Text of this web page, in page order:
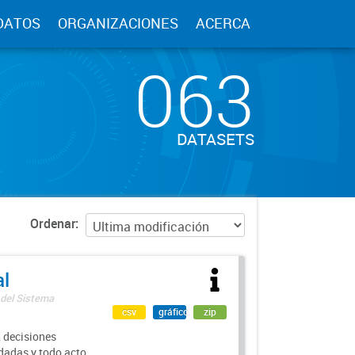
ORGANIZACIONES ACERCA
063
DATASETS
Ordenar
Sistema
csv gráfico zip